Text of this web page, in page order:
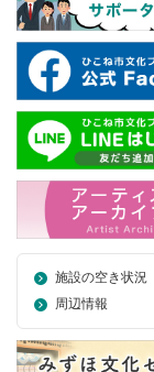
施設の空き状況
周辺情報